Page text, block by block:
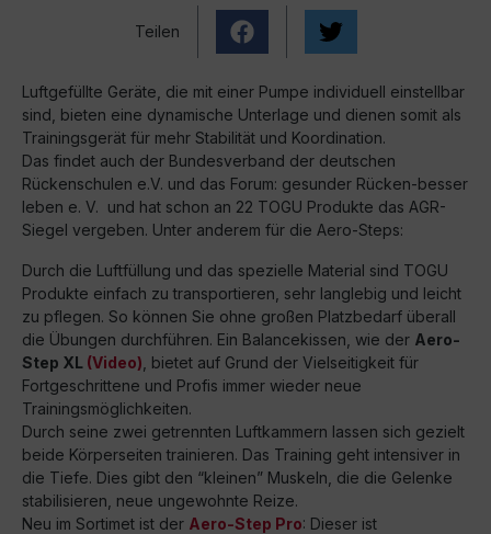
Teilen
Luftgefüllte Geräte, die mit einer Pumpe individuell einstellbar
sind, bieten eine dy­namische Unterlage und dienen somit als
Trainingsgerät für mehr Stabilität und Ko­ordination.
Das findet auch der Bundesverband der deutschen
Rückenschulen e.V. und das Forum: gesunder Rücken-besser
leben e. V. und hat schon an 22 TOGU Produkte das AGR-
Siegel vergeben. Unter anderem für die Aero-Steps:
Durch die Luftfüllung und das spezielle Material sind TOGU
Produkte einfach zu transportieren, sehr langlebig und leicht
zu pflegen. So können Sie ohne großen Platz­bedarf überall
die Übungen durchführen. Ein Balancekissen, wie der Aero-
Step XL (Video) , bietet auf Grund der Vielsei­tigkeit für
Fortgeschrittene und Profis im­mer wieder neue
Trainingsmöglichkeiten.
Durch seine zwei getrennten Luftkammern lassen sich gezielt
beide Körperseiten trai­nieren. Das Training geht intensiver in
die Tiefe. Dies gibt den “kleinen” Muskeln, die die Gelenke
stabilisieren, neue ungewohn­te Reize.
Neu im Sortimet ist der Aero-Step Pro: Dieser ist